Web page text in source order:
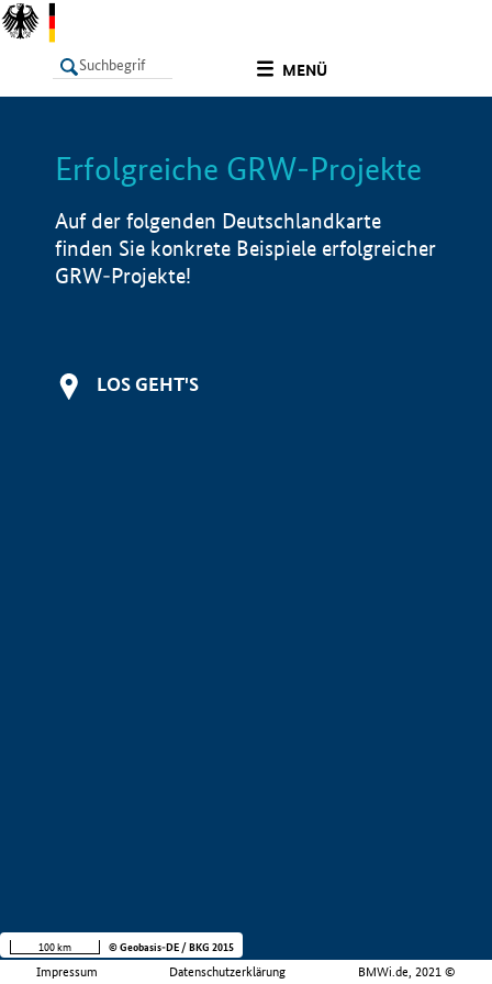
MENÜ
LISTE Info
Erfolgreiche GRW-Projekte
Auf der folgenden Deutschlandkarte
finden Sie konkrete Beispiele erfolgreicher
GRW-Projekte!
LOS GEHT'S
Impressum Datenschutzerklärung BMWi.de, 2021 ©
100 km © Geobasis-DE / BKG 2015